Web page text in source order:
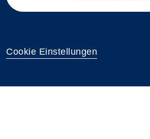
Cookie Einstellungen